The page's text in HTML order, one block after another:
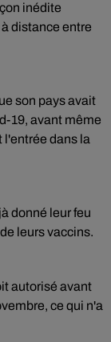
inédite
distance entre
son pays avait
19, avant même
dans la
donné leur feu
leurs vaccins.
autorisé avant
ce qui n'a